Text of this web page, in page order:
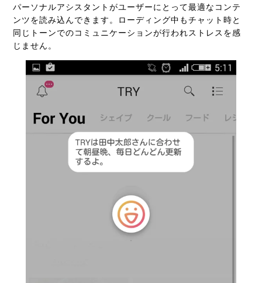
パーソナルアシスタントがユーザーにとって最適なコンテ
ンツを読み込んできます。ローディング中もチャット時と
同じトーンでのコミュニケーションが行われストレスを感
じません。